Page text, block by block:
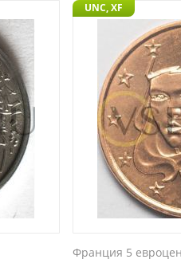
UNC, XF
Франция 5